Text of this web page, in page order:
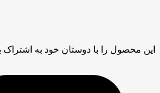
این محصول را با دوستان خود به اشتراک